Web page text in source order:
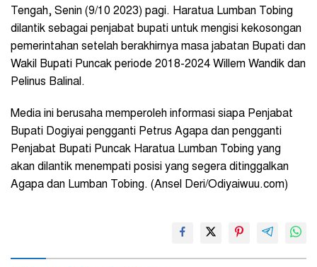
Tengah, Senin (9/10 2023) pagi. Haratua Lumban Tobing
dilantik sebagai penjabat bupati untuk mengisi kekosongan
pemerintahan setelah berakhirnya masa jabatan Bupati dan
Wakil Bupati Puncak periode 2018-2024 Willem Wandik dan
Pelinus Balinal.
Media ini berusaha memperoleh informasi siapa Penjabat
Bupati Dogiyai pengganti Petrus Agapa dan pengganti
Penjabat Bupati Puncak Haratua Lumban Tobing yang
akan dilantik menempati posisi yang segera ditinggalkan
Agapa dan Lumban Tobing. (Ansel Deri/Odiyaiwuu.com)